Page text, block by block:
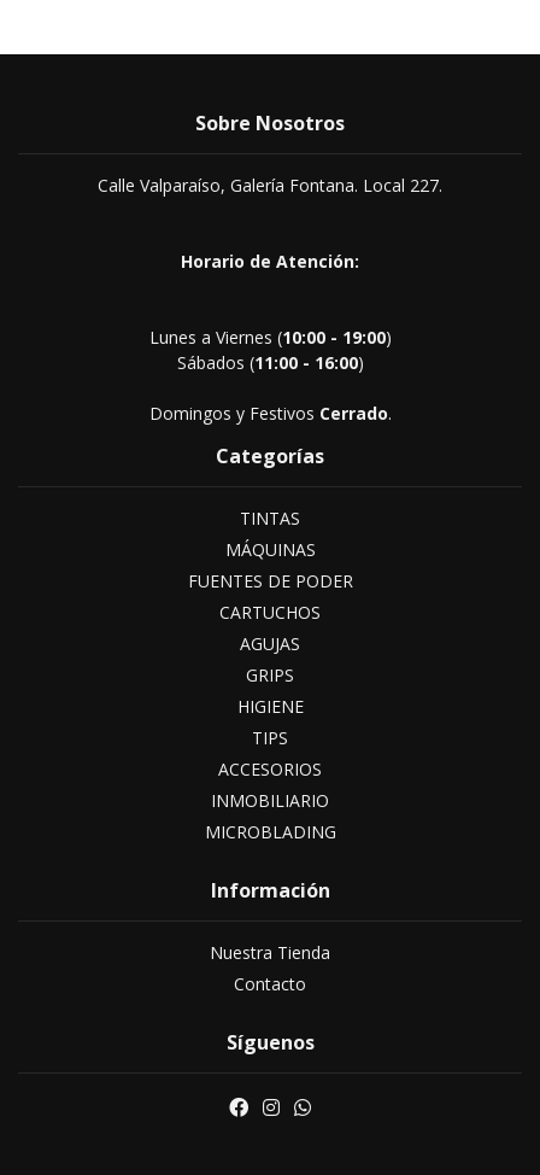
Sobre Nosotros
Calle Valparaíso, Galería Fontana. Local 227.
Horario de Atención:
Lunes a Viernes (10:00 - 19:00)
Sábados (11:00 - 16:00)
Domingos y Festivos Cerrado.
Categorías
TINTAS
MÁQUINAS
FUENTES DE PODER
CARTUCHOS
AGUJAS
GRIPS
HIGIENE
TIPS
ACCESORIOS
INMOBILIARIO
MICROBLADING
Información
Nuestra Tienda
Contacto
Síguenos